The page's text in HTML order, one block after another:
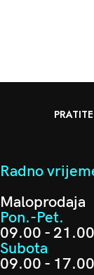
Radno
Maloprodaja
Pon.-Pet.
09.00 - 21.00
Subota
09.00 - 17.00